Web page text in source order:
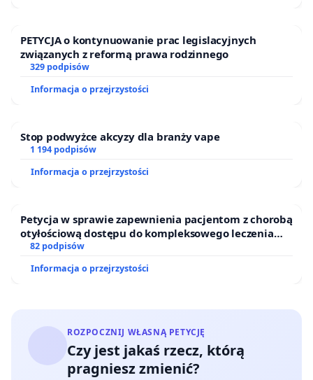
PETYCJA o kontynuowanie prac legislacyjnych
związanych z reformą prawa rodzinnego
329 podpisów
Informacja o przejrzystości
Stop podwyżce akcyzy dla branży vape
1 194 podpisów
Informacja o przejrzystości
Petycja w sprawie zapewnienia pacjentom z chorobą
otyłościową dostępu do kompleksowego leczenia
oraz programów profilaktycznych.
82 podpisów
Informacja o przejrzystości
ROZPOCZNIJ WŁASNĄ PETYCJĘ
Czy jest jakaś rzecz, którą
pragniesz zmienić?